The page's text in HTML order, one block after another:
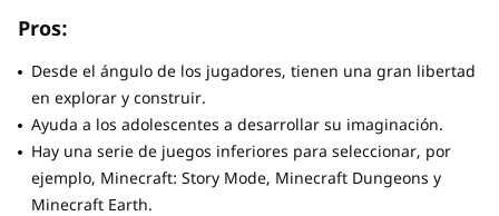
Pros:
Desde el ángulo de los jugadores, tienen una gran libertad
en explorar y construir.
Ayuda a los adolescentes a desarrollar su imaginación.
Hay una serie de juegos inferiores para seleccionar, por
ejemplo, Minecraft: Story Mode, Minecraft Dungeons y
Minecraft Earth.